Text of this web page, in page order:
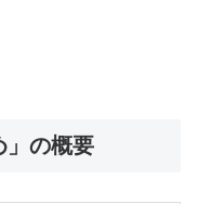
」の概要